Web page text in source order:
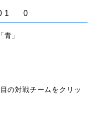
1 0
」
の対戦チームをクリッ